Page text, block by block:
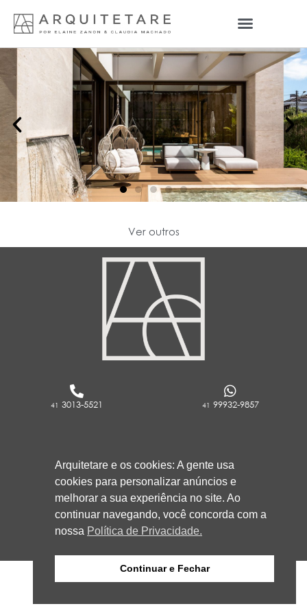
Ver outros
41 3013-5521 41 99932-9857
CURITIBA/PR
80230-130
Arquitetare e os cookies: A gente usa
cookies para personalizar anúncios e
melhorar a sua experiência no site. Ao
continuar navegando, você concorda com a
nossa Política de Privacidade.
Continuar e Fechar